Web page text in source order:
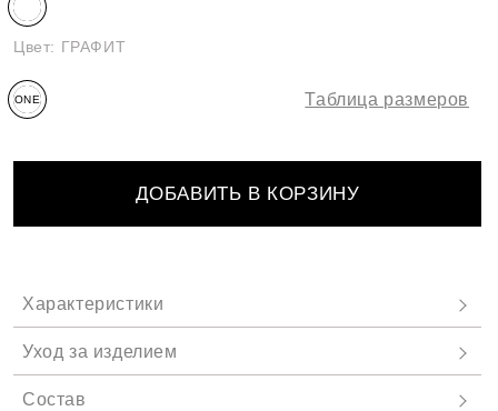
Цвет: ГРАФИТ
ONE Таблица размеров
ДОБАВИТЬ В КОРЗИНУ